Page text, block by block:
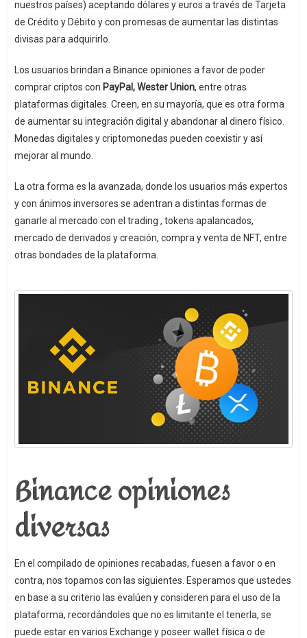
nuestros países) aceptando dólares y euros a través de Tarjeta
de Crédito y Débito y con promesas de aumentar las distintas
divisas para adquirirlo.
Los usuarios brindan a Binance opiniones a favor de poder
comprar criptos con PayPal, Wester Union, entre otras
plataformas digitales. Creen, en su mayoría, que es otra forma
de aumentar su integración digital y abandonar al dinero físico.
Monedas digitales y criptomonedas pueden coexistir y así
mejorar al mundo.
La otra forma es la avanzada, donde los usuarios más expertos
y con ánimos inversores se adentran a distintas formas de
ganarle al mercado con el trading , tokens apalancados,
mercado de derivados y creación, compra y venta de NFT, entre
otras bondades de la plataforma.
Binance opiniones
diversas
En el compilado de opiniones recabadas, fuesen a favor o en
contra, nos topamos con las siguientes. Esperamos que ustedes
en base a su criterio las evalúen y consideren para el uso de la
plataforma, recordándoles que no es limitante el tenerla, se
puede estar en varios Exchange y poseer wallet física o de